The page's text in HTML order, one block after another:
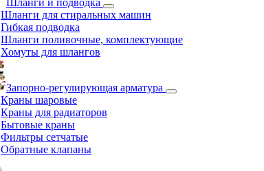
Шланги и подводка
Шланги для стиральных машин
Гибкая подводка
Шланги поливочные, комплектующие
Хомуты для шлангов
Запорно-регулирующая арматура
Краны шаровые
Краны для радиаторов
Бытовые краны
Фильтры сетчатые
Обратные клапаны